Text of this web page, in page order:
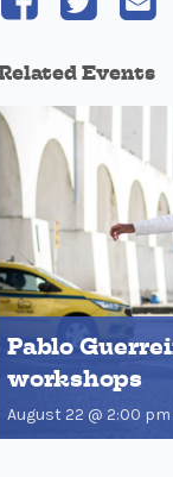
Events
Pablo
workshops
August 22 @ 2:00 pm